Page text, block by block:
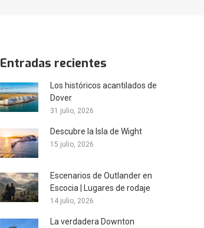
Entradas recientes
Los históricos acantilados de
Dover
31 julio, 2026
Descubre la Isla de Wight
15 julio, 2026
Escenarios de Outlander en
Escocia | Lugares de rodaje
14 julio, 2026
La verdadera Downton